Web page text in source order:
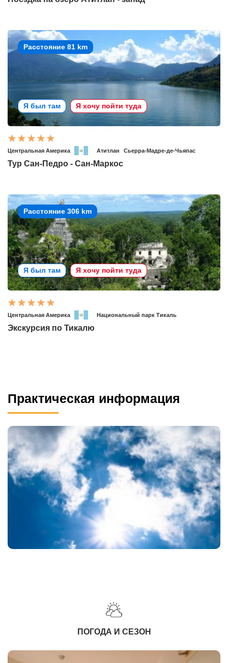
Расстояние 81 km
Я был там Я хочу пойти туда
Центральная Америка Атитлан Сьерра-Мадре-де-Чьяпас
Тур Сан-Педро - Сан-Маркос
Расстояние 306 km
Я был там Я хочу пойти туда
Центральная Америка Национальный парк Тикаль
Экскурсия по Тикалю
Практическая информация
ПОГОДА И СЕЗОН